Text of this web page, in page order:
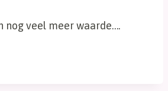
nog veel meer waarde….